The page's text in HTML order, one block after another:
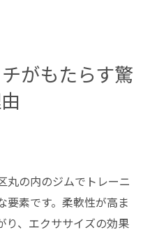
がもたらす驚
丸の内のジムでトレーニ
要素です。柔軟性が高ま
り、エクササイズの効果